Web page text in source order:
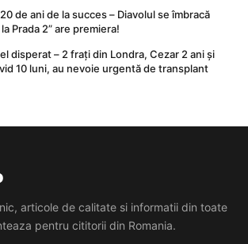
de ani de la succes – Diavolul se îmbracă
Prada 2” are premiera!
disperat – 2 frați din Londra, Cezar 2 ani și
10 luni, au nevoie urgentă de transplant
articole de calitate si informatii din toate
pentru cititorii din Romania.